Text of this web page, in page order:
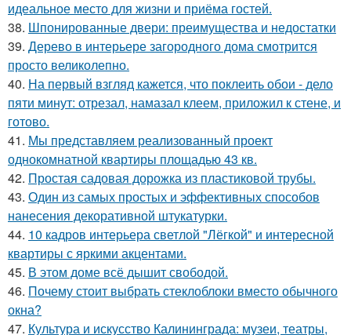
идеальное место для жизни и приёма гостей.
38. Шпонированные двери: преимущества и недостатки
39. Дерево в интерьере загородного дома смотрится
просто великолепно.
40. На первый взгляд кажется, что поклеить обои - дело
пяти минут: отрезал, намазал клеем, приложил к стене, и
готово.
41. Мы представляем реализованный проект
однокомнатной квартиры площадью 43 кв.
42. Простая садовая дорожка из пластиковой трубы.
43. Один из самых простых и эффективных способов
нанесения декоративной штукатурки.
44. 10 кадров интерьера светлой "Лёгкой" и интересной
квартиры с яркими акцентами.
45. В этом доме всё дышит свободой.
46. Почему стоит выбрать стеклоблоки вместо обычного
окна?
47. Культура и искусство Калининграда: музеи, театры,